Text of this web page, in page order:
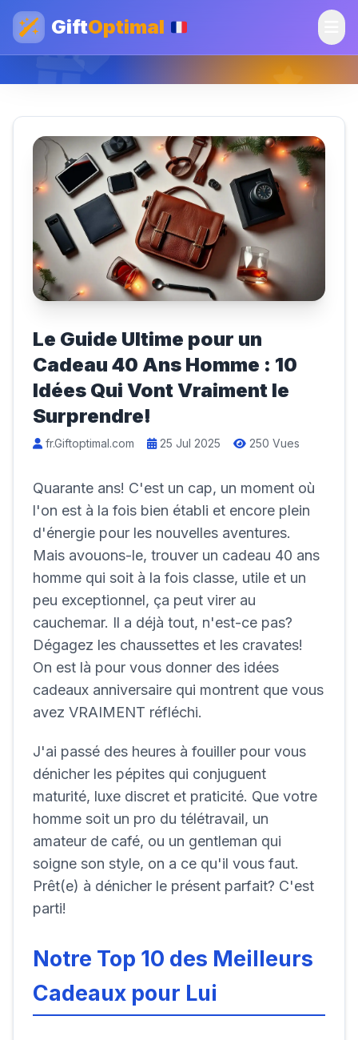
GiftOptimal
Le Guide Ultime pour un
Cadeau 40 Ans Homme : 10
Idées Qui Vont Vraiment le
Surprendre!
fr.Giftoptimal.com 25 Jul 2025 250 Vues
Quarante ans! C'est un cap, un moment où
l'on est à la fois bien établi et encore plein
d'énergie pour les nouvelles aventures.
Mais avouons-le, trouver un cadeau 40 ans
homme qui soit à la fois classe, utile et un
peu exceptionnel, ça peut virer au
cauchemar. Il a déjà tout, n'est-ce pas?
Dégagez les chaussettes et les cravates!
On est là pour vous donner des idées
cadeaux anniversaire qui montrent que vous
avez VRAIMENT réfléchi.
J'ai passé des heures à fouiller pour vous
dénicher les pépites qui conjuguent
maturité, luxe discret et praticité. Que votre
homme soit un pro du télétravail, un
amateur de café, ou un gentleman qui
soigne son style, on a ce qu'il vous faut.
Prêt(e) à dénicher le présent parfait? C'est
parti!
Notre Top 10 des Meilleurs
Cadeaux pour Lui